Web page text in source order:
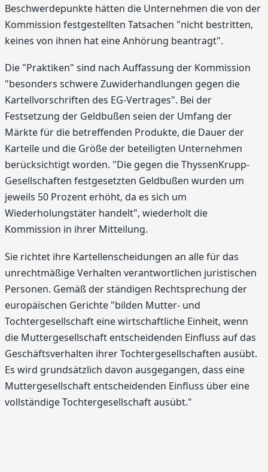
Beschwerdepunkte hätten die Unternehmen die von der
Kommission festgestellten Tatsachen "nicht bestritten,
keines von ihnen hat eine Anhörung beantragt".
Die "Praktiken" sind nach Auffassung der Kommission
"besonders schwere Zuwiderhandlungen gegen die
Kartellvorschriften des EG-Vertrages". Bei der
Festsetzung der Geldbußen seien der Umfang der
Märkte für die betreffenden Produkte, die Dauer der
Kartelle und die Größe der beteiligten Unternehmen
berücksichtigt worden. "Die gegen die ThyssenKrupp-
Gesellschaften festgesetzten Geldbußen wurden um
jeweils 50 Prozent erhöht, da es sich um
Wiederholungstäter handelt", wiederholt die
Kommission in ihrer Mitteilung.
Sie richtet ihre Kartellenscheidungen an alle für das
unrechtmäßige Verhalten verantwortlichen juristischen
Personen. Gemäß der ständigen Rechtsprechung der
europäischen Gerichte "bilden Mutter- und
Tochtergesellschaft eine wirtschaftliche Einheit, wenn
die Muttergesellschaft entscheidenden Einfluss auf das
Geschäftsverhalten ihrer Tochtergesellschaften ausübt.
Es wird grundsätzlich davon ausgegangen, dass eine
Muttergesellschaft entscheidenden Einfluss über eine
vollständige Tochtergesellschaft ausübt."